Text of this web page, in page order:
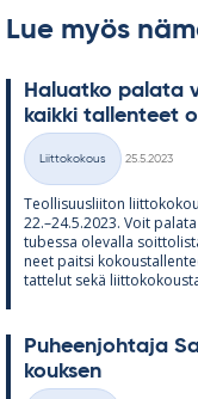
Lue myös
Ha­luatko pa­lata
kaikki tal­len­teet
Kategoriat
Liittokokous
25.5.2023
Teol­li­suus­lii­ton
22.–24.5.2023. Voit
tu­bessa ole­valla
neet paitsi
tat­te­lut sekä
Pu­heen­joh­taja
kouk­sen